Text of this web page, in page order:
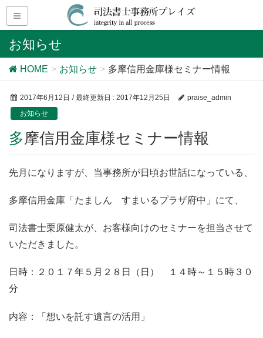
お知らせ
HOME お知らせ 多摩信用金庫様セミナー情報
2017年6月12日 / 最終更新日 : 2017年12月25日
praise_admin
お知らせ
多摩信用金庫様セミナー情報
先月になりますが、当事務所が日頃お世話になっている、
多摩信用金庫「たましん すまいるプラザ府中」にて、
司法書士栗原健太が、お客様向けのセミナーを担当させて
いただきました。
日時：２０１７年５月２８日（日） １４時～１５時３０
分
内容：「想いを託す遺言の活用」